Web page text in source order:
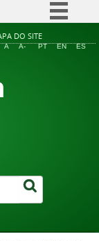
informação
DO SITE
A A- PT EN ES